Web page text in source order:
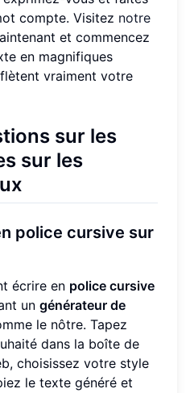
compte. Visitez notre
et commencez
en magnifiques
vraiment votre
sur les
sur les
police cursive sur
écrire en police cursive
un générateur de
le nôtre. Tapez
dans la boîte de
choisissez votre style
le texte généré et